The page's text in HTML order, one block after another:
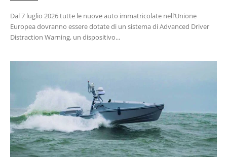
Dal 7 luglio 2026 tutte le nuove auto immatricolate nell’Unione
Europea dovranno essere dotate di un sistema di Advanced Driver
Distraction Warning, un dispositivo...